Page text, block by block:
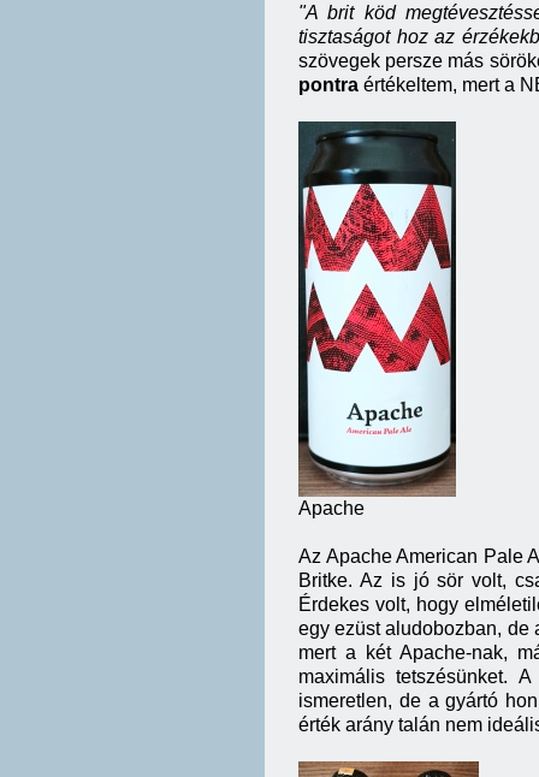
"A brit köd
tisztaságot hoz az
szövegek persze más
pontra értékeltem, mert a
Apache
Az Apache American Pale
Britke. Az is jó sör volt,
Érdekes volt, hogy
egy ezüst aludobozban, de
mert a két Apache-nak,
maximális tetszésünket.
ismeretlen, de a gyártó
érték arány talán nem